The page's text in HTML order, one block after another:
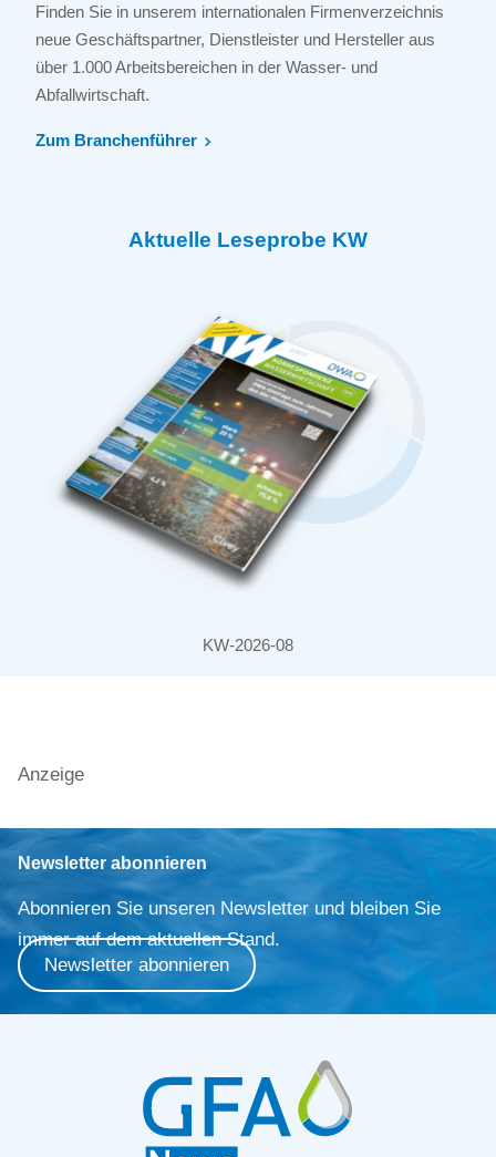
Finden Sie in unserem internationalen Firmenverzeichnis
neue Geschäftspartner, Dienstleister und Hersteller aus
über 1.000 Arbeitsbereichen in der Wasser- und
Abfallwirtschaft.
Zum Branchenführer
Aktuelle Leseprobe KW
KW-2026-08
Anzeige
Newsletter abonnieren
Abonnieren Sie unseren Newsletter und bleiben Sie
immer auf dem aktuellen Stand.
Newsletter abonnieren